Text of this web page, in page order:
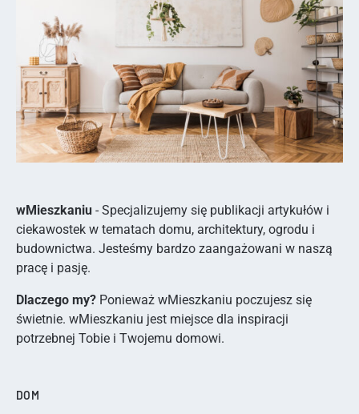
wMieszkaniu - Specjalizujemy się publikacji artykułów i
ciekawostek w tematach domu, architektury, ogrodu i
budownictwa. Jesteśmy bardzo zaangażowani w naszą
pracę i pasję.
Dlaczego my? Ponieważ wMieszkaniu poczujesz się
świetnie. wMieszkaniu jest miejsce dla inspiracji
potrzebnej Tobie i Twojemu domowi.
DOM